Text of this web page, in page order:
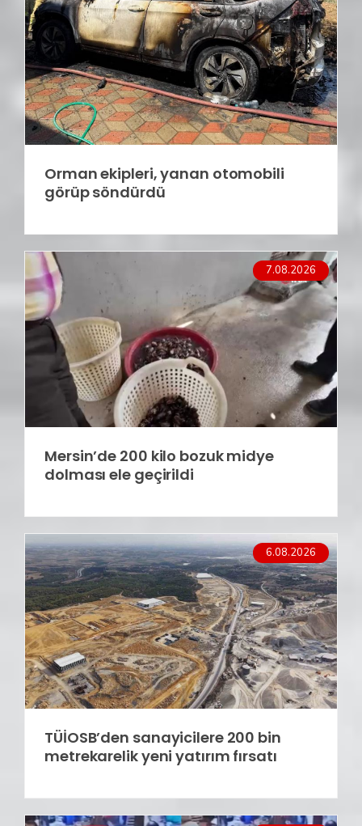
Orman ekipleri, yanan otomobili
görüp söndürdü
7.08.2026
Mersin’de 200 kilo bozuk midye
dolması ele geçirildi
6.08.2026
TÜİOSB’den sanayicilere 200 bin
metrekarelik yeni yatırım fırsatı